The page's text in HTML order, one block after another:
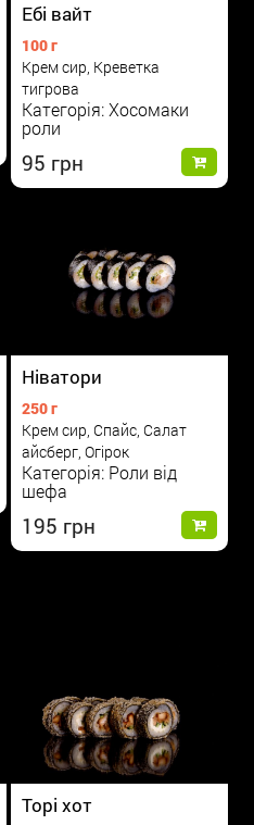
Ебі вайт
100 г
Крем сир, Креветка
тигрова
Категорія: Хосомаки
роли
95
Ніватори
250 г
Крем сир, Спайс, Салат
айсберг, Огірок
Категорія: Роли від
шефа
195
Торі хот